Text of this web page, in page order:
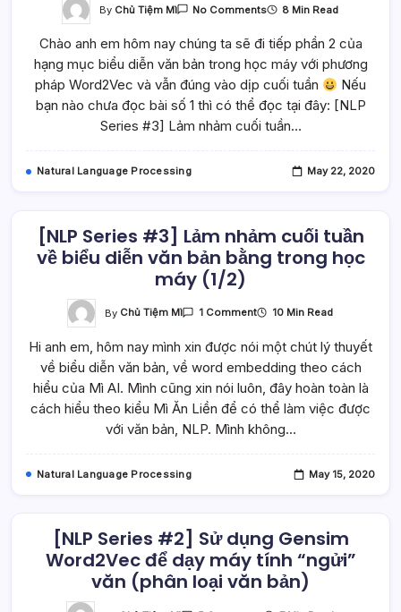
By Chủ Tiệm Mì No CommentsOn
#4]
Lảm
Nhảm
Cuối
Tuần
Về
Biểu
Diễn
Trong
8 Min Read
Chào anh em hôm nay chúng ta sẽ đi tiếp phần 2 của
hạng mục biểu diễn văn bản trong học máy với phương
pháp Word2Vec và vẫn đúng vào dịp cuối tuần
Nếu
bạn nào chưa đọc bài số 1 thì có thể đọc tại đây: [NLP
Series #3] Lảm nhảm cuối tuần…
Natural Language Processing May 22, 2020
[NLP Series #3] Lảm nhảm cuối tuần
về biểu diễn văn bản bằng trong học
máy (1/2)
By Chủ Tiệm Mì 1 CommentOn
#3]
Nhảm
Cuối
Tuần
Về
Biểu
Diễn
10 Min Read
Hi anh em, hôm nay mình xin được nói một chút lý thuyết
về biểu diễn văn bản, về word embedding theo cách
hiểu của Mì AI. Mình cũng xin nói luôn, đây hoàn toàn là
cách hiểu theo kiểu Mì Ăn Liền để có thể làm việc được
với văn bản, NLP. Mình không…
Natural Language Processing May 15, 2020
[NLP Series #2] Sử dụng Gensim
Word2Vec để dạy máy tính “ngửi”
văn (phân loại văn bản)